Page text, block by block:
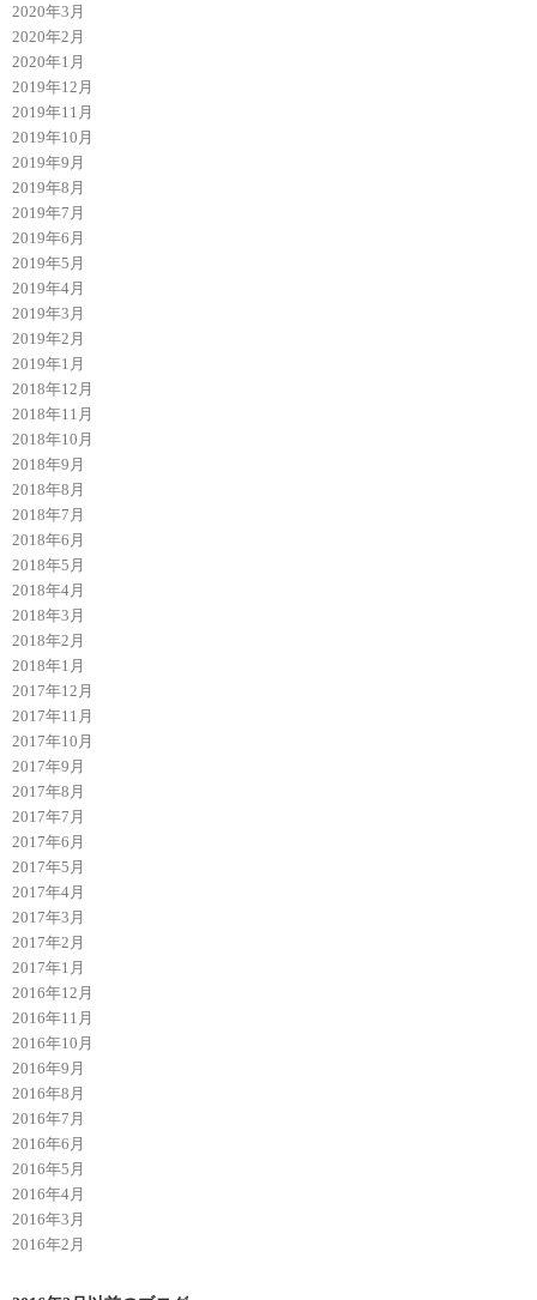
2020年3月
2020年2月
2020年1月
2019年12月
2019年11月
2019年10月
2019年9月
2019年8月
2019年7月
2019年6月
2019年5月
2019年4月
2019年3月
2019年2月
2019年1月
2018年12月
2018年11月
2018年10月
2018年9月
2018年8月
2018年7月
2018年6月
2018年5月
2018年4月
2018年3月
2018年2月
2018年1月
2017年12月
2017年11月
2017年10月
2017年9月
2017年8月
2017年7月
2017年6月
2017年5月
2017年4月
2017年3月
2017年2月
2017年1月
2016年12月
2016年11月
2016年10月
2016年9月
2016年8月
2016年7月
2016年6月
2016年5月
2016年4月
2016年3月
2016年2月